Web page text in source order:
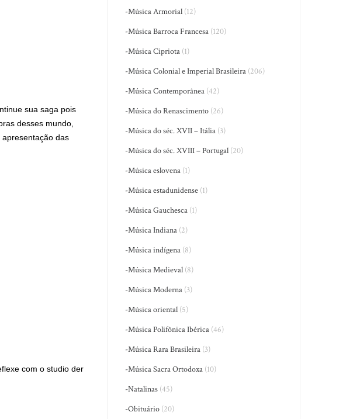
sua saga pois
desses mundo,
das
com o studio der
-Música Armorial (12)
-Música Barroca Francesa (120)
-Música Cipriota (1)
-Música Colonial e Imperial Brasileira (206)
-Música Contemporânea (42)
-Música do Renascimento (26)
-Música do séc. XVII – Itália (3)
-Música do séc. XVIII – Portugal (20)
-Música eslovena (1)
-Música estadunidense (1)
-Música Gauchesca (1)
-Música Indiana (2)
-Música indígena (8)
-Música Medieval (8)
-Música Moderna (3)
-Música oriental (5)
-Música Polifônica Ibérica (46)
-Música Rara Brasileira (3)
-Música Sacra Ortodoxa (10)
-Natalinas (45)
-Obituário (20)